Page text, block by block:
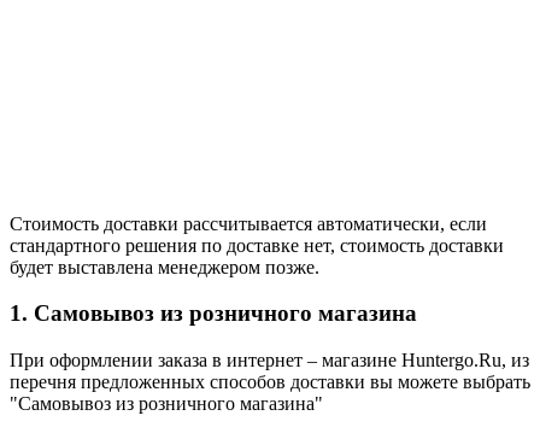
Стоимость доставки рассчитывается автоматически, если
стандартного решения по доставке нет, стоимость доставки
будет выставлена менеджером позже.
1. Самовывоз из розничного магазина
При оформлении заказа в интернет – магазине Huntergo.Ru, из
перечня предложенных способов доставки вы можете выбрать
"Самовывоз из розничного магазина"